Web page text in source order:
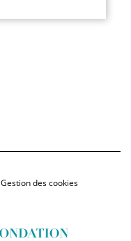
Gestion des cookies